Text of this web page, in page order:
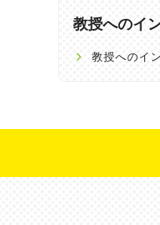
教授へのイ
教授へのイ